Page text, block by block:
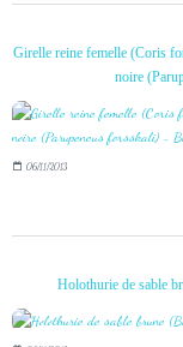
Girelle reine femelle (Coris
noire
06/11/2013
Holothurie de sable